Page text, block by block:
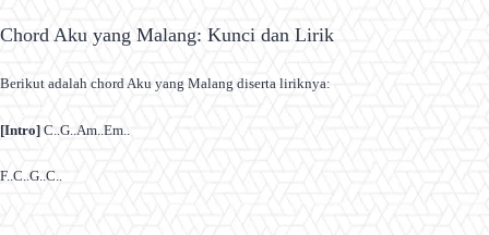
Chord Aku yang Malang: Kunci dan Lirik
Berikut adalah chord Aku yang Malang diserta liriknya:
[Intro] C..G..Am..Em..
F..C..G..C..